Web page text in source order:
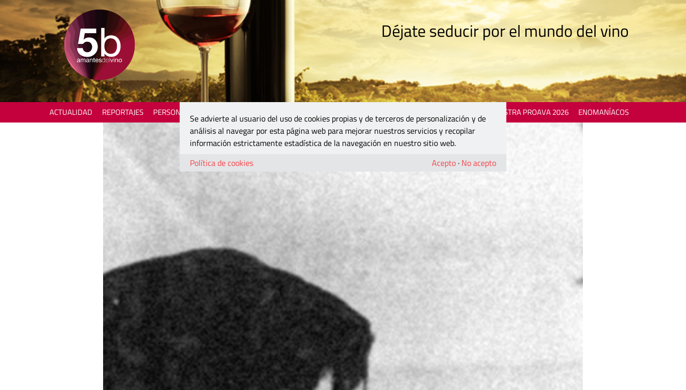
Déjate seducir por el mundo del vino
ACTUALIDAD REPORTAJES PERSONAJES MOSTRA PROAVA 2026 ENOMANÍACOS
Se advierte al usuario del uso de cookies propias y de terceros de personalización y de
análisis al navegar por esta página web para mejorar nuestros servicios y recopilar
información estrictamente estadística de la navegación en nuestro sitio web.
Política de cookies
Acepto · No acepto